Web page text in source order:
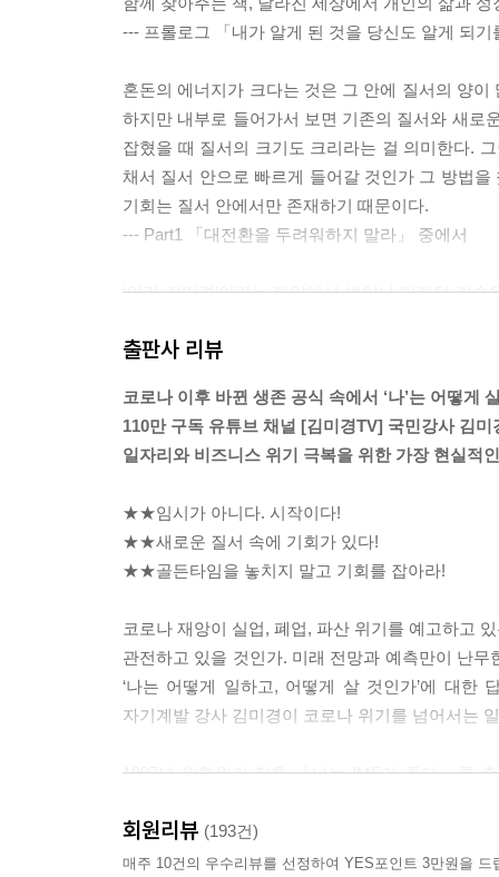
--- 프롤로그 「내가 알게 된 것을 당신도 알게 되기
혼돈의 에너지가 크다는 것은 그 안에 질서의 양이
하지만 내부로 들어가서 보면 기존의 질서와 새로
잡혔을 때 질서의 크기도 크리라는 걸 의미한다.
채서 질서 안으로 빠르게 들어갈 것인가 그 방법
기회는 질서 안에서만 존재하기 때문이다.
--- Part1 「대전환을 두려워하지 말라」 중에서
‘인간 김미경’이라는 제약에서 벗어나 디지털 기
무한대로 확장되는 것을 말한다. 초연결을 만드는
이상의 ‘지능’을 활용해 물리적 제약 없이 ‘연결’
대안으로 강력하게 떠오르고 있다. 4차 산업혁명
연결인 것이다.
코로나 이후, 우리는 어떤 모습으로 일하고 어떻
말 그대로, 어떤 변수가 오든지 내가 원하는 일을
일을 그만두고 간호해야 할 수도 있다. 남편이 실
수도 있고, 직장이 문을 닫을 수도 있다. 내부와
워커다. 그것도 내가 가장 잘하는 일, 하고 싶은 일
--- Part 2 「내 인생을 바꾸는 4가지 리부트 공식」
에 놓인 문제를 풀어내야 한다. 그런데 이 리부트
세상이 내준 귀찮은 숙제이자 내 일을 방해하는
출판사 리뷰
코로나 이후 바뀐 생존 공식 속에서 ‘나’는 어떻게
110만 구독 유튜브 채널 [김미경TV] 국민강사 김미
일자리와 비즈니스 위기 극복을 위한 가장 현실적
★★임시가 아니다. 시작이다!
★★새로운 질서 속에 기회가 있다!
★★골든타임을 놓치지 말고 기회를 잡아라!
코로나 재앙이 실업, 폐업, 파산 위기를 예고하고
관전하고 있을 것인가. 미래 전망과 예측만이 난무
‘나는 어떻게 일하고, 어떻게 살 것인가’에 대한
자기계발 강사 김미경이 코로나 위기를 넘어서는
1997년 외환위기 직후 『나는 IMF가 좋다』를
썼다. 사회적 거리두기로 고객과의 접점을 잃어
기회를 잡고자 하는 사람들은 이 책을 통해 ‘개
회원리뷰 (193건)
매주 10건의 우수리뷰를 선정하여 YES포인트 3만원을 드